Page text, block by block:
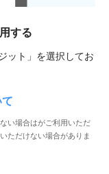
する
ット」を選択してお
い場合はがご利用いただ
ただけない場合がありま